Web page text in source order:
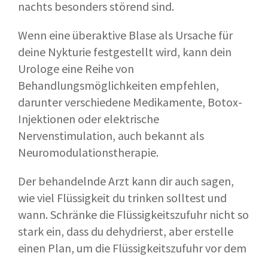
nachts besonders störend sind.
Wenn eine überaktive Blase als Ursache für
deine Nykturie festgestellt wird, kann dein
Urologe eine Reihe von
Behandlungsmöglichkeiten empfehlen,
darunter verschiedene Medikamente, Botox-
Injektionen oder elektrische
Nervenstimulation, auch bekannt als
Neuromodulationstherapie.
Der behandelnde Arzt kann dir auch sagen,
wie viel Flüssigkeit du trinken solltest und
wann. Schränke die Flüssigkeitszufuhr nicht so
stark ein, dass du dehydrierst, aber erstelle
einen Plan, um die Flüssigkeitszufuhr vor dem